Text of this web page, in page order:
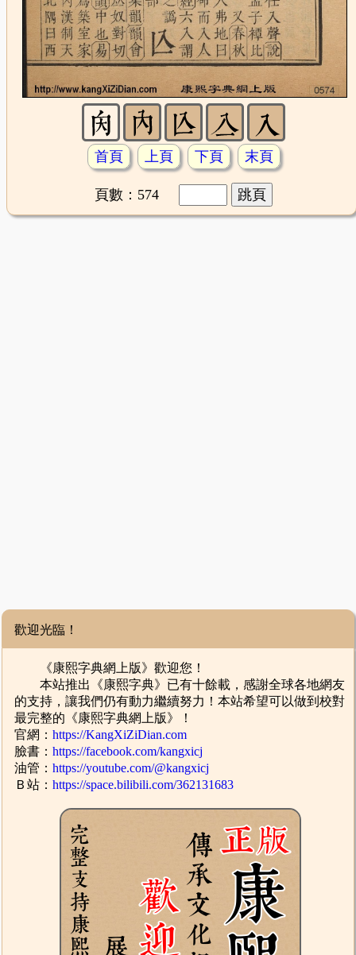
首頁 上頁 下頁 末頁
頁數：574
歡迎光臨！
《康熙字典網上版》歡迎您！
本站推出《康熙字典》已有十餘載，感謝全球各地網友
的支持，讓我們仍有動力繼續努力！本站希望可以做到校對
最完整的《康熙字典網上版》！
官網：https://KangXiZiDian.com
臉書：https://facebook.com/kangxicj
油管：https://youtube.com/@kangxicj
Ｂ站：https://space.bilibili.com/362131683